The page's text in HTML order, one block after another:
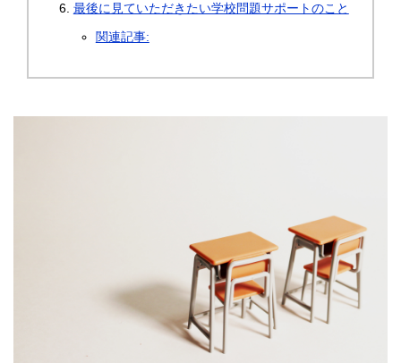
最後に見ていただきたい学校問題サポートのこと
関連記事: